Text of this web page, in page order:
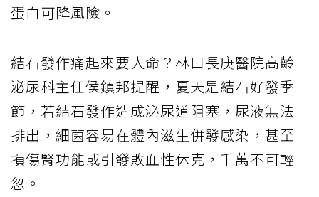
蛋白可降風險。
結石發作痛起來要人命？林口長庚醫院高齡
泌尿科主任侯鎮邦提醒，夏天是結石好發季
節，若結石發作造成泌尿道阻塞，尿液無法
排出，細菌容易在體內滋生併發感染，甚至
損傷腎功能或引發敗血性休克，千萬不可輕
忽。